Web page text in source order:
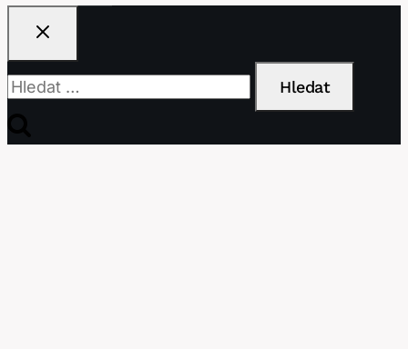
Vyhledávání